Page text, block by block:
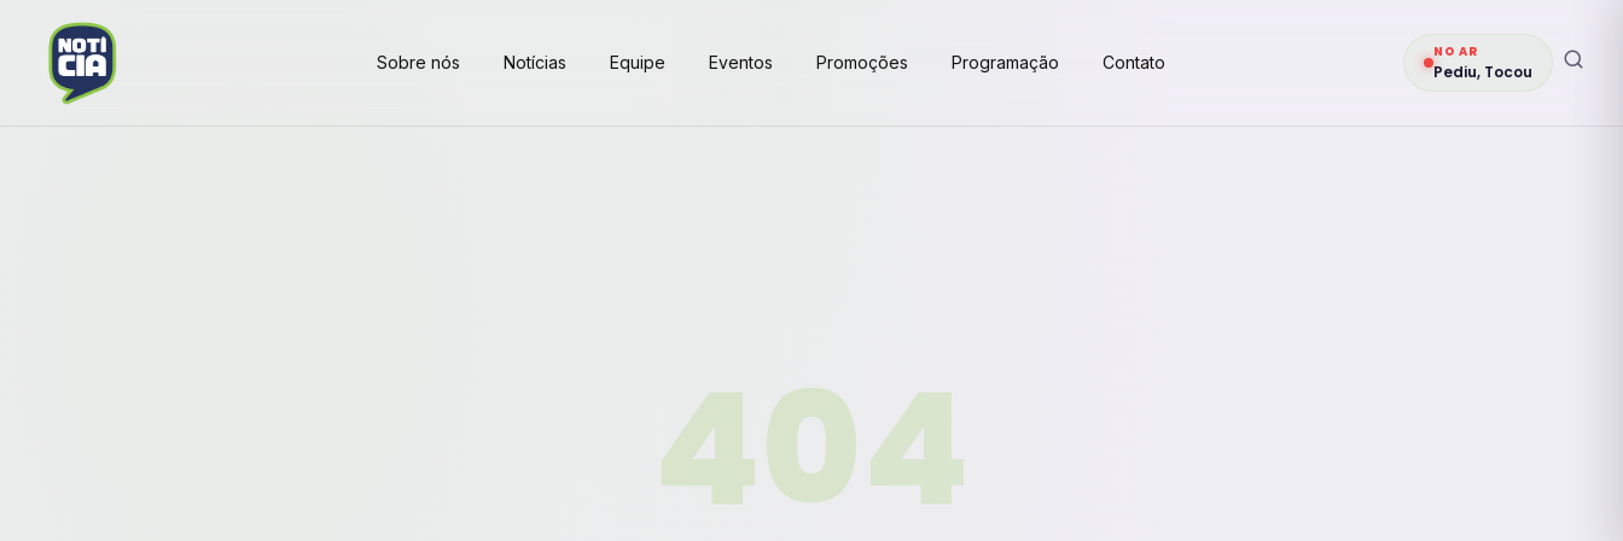
Sobre nós Notícias Equipe Eventos Promoções Programação Contato
NO AR
Pediu, Tocou
404